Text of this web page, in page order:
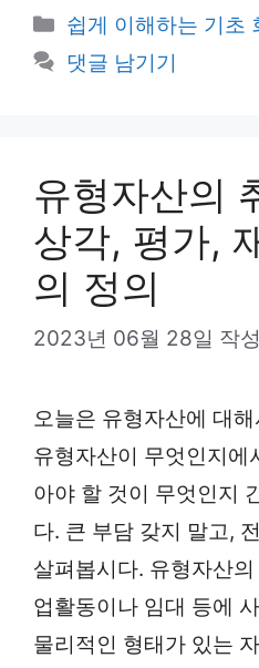
카
테
고
쉽게 이해하는 기초
댓글 남기기
유형자산의
상각, 평가,
의 정의
2023년 06월 28일 작
오늘은 유형자산에 대
유형자산이 무엇인지에
아야 할 것이 무엇인지
다. 큰 부담 갖지 말고,
살펴봅시다. 유형자산
업활동이나 임대 등에
물리적인 형태가 있는